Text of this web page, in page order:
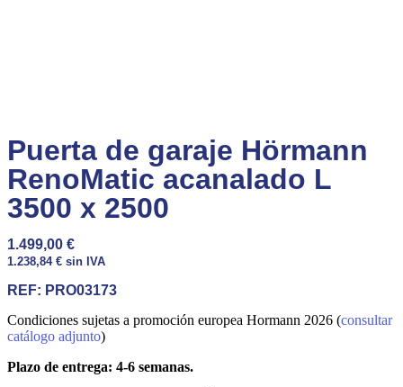
Puerta de garaje Hörmann
RenoMatic acanalado L
3500 x 2500
1.499,00 €
1.238,84 € sin IVA
REF: PRO03173
Condiciones sujetas a promoción europea Hormann 2026 (consultar
catálogo adjunto)
Plazo de entrega: 4-6 semanas.